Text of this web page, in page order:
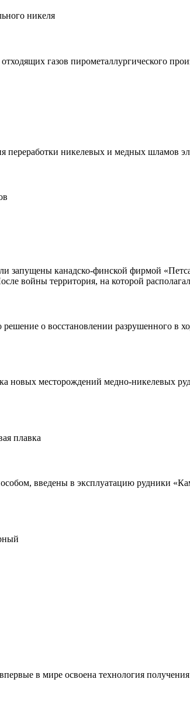
никеля
газов пирометаллургического
никелевых и медных шламов
запущены канадско-финской фирмой
войны территория, на которой
о восстановлении разрушенного в
новых месторождений медно-никелевых
плавка
введены в эксплуатацию рудники
в мире освоена технология